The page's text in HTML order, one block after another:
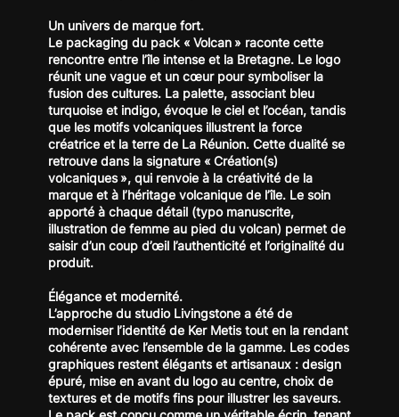
Un univers de marque fort.
Le packaging du pack « Volcan » raconte cette
rencontre entre l’île intense et la Bretagne. Le logo
réunit une vague et un cœur pour symboliser la
fusion des cultures. La palette, associant bleu
turquoise et indigo, évoque le ciel et l’océan, tandis
que les motifs volcaniques illustrent la force
créatrice et la terre de La Réunion. Cette dualité se
retrouve dans la signature « Création(s)
volcaniques », qui renvoie à la créativité de la
marque et à l’héritage volcanique de l’île. Le soin
apporté à chaque détail (typo manuscrite,
illustration de femme au pied du volcan) permet de
saisir d’un coup d’œil l’authenticité et l’originalité du
produit.
Élégance et modernité.
L’approche du studio Livingstone a été de
moderniser l’identité de Ker Metis tout en la rendant
cohérente avec l’ensemble de la gamme. Les codes
graphiques restent élégants et artisanaux : design
épuré, mise en avant du logo au centre, choix de
textures et de motifs fins pour illustrer les saveurs.